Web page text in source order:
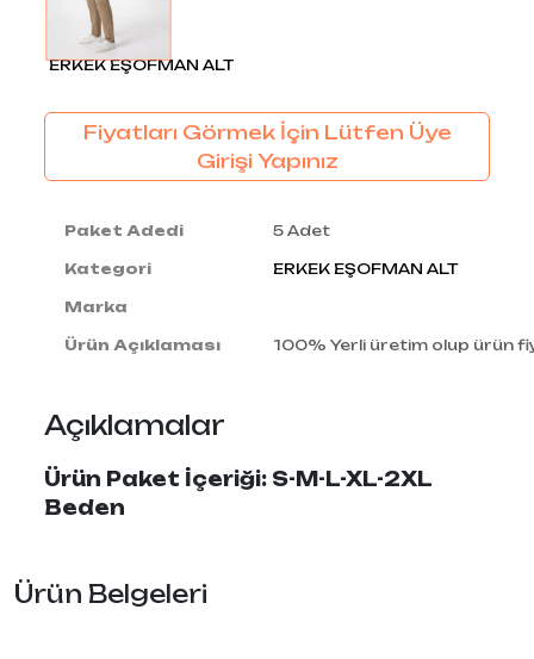
ERKEK EŞOFMAN ALT
Fiyatları Görmek İçin Lütfen Üye
Girişi Yapınız
Paket Adedi 5 Adet
Kategori ERKEK EŞOFMAN ALT
Marka
Ürün Açıklaması 100% Yerli üretim olup ürün
Açıklamalar
Ürün Paket İçeriği: S-M-L-XL-2XL
Beden
Ürün Belgeleri